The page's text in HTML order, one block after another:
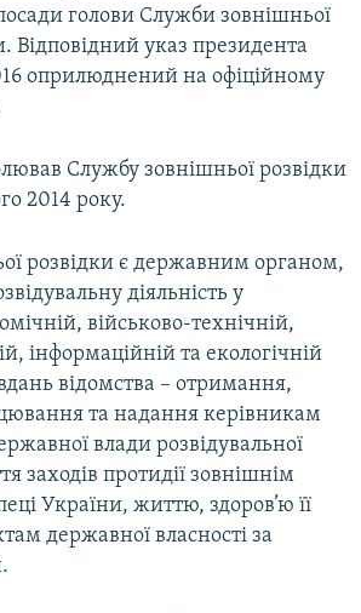
голови Служби зовнішньої
Відповідний указ президента
оприлюднений на офіційному
Службу зовнішньої розвідки
2014 року.
розвідки є державним органом,
діяльність у
військово-технічній,
інформаційній та екологічній
відомства – отримання,
та надання керівникам
влади розвідувальної
заходів протидії зовнішнім
України, життю, здоров’ю її
державної власності за